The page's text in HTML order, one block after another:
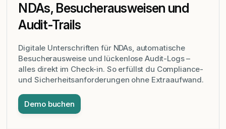
NDAs, Besucherausweisen und
Audit-Trails
Digitale Unterschriften für NDAs, automatische
Besucherausweise und lückenlose Audit-Logs –
alles direkt im Check-in. So erfüllst du Compliance-
und Sicherheitsanforderungen ohne Extraaufwand.
Demo buchen